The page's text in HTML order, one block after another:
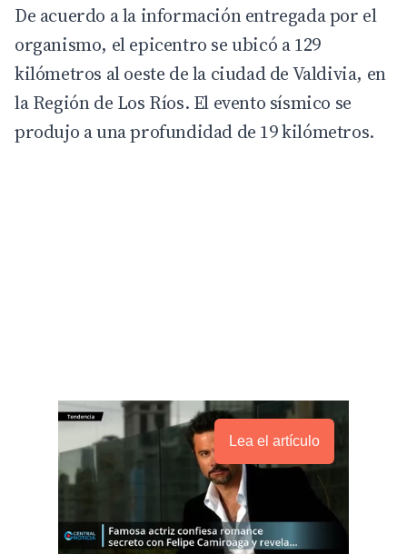
De acuerdo a la información entregada por el
organismo, el epicentro se ubicó a 129
kilómetros al oeste de la ciudad de Valdivia, en
la Región de Los Ríos. El evento sísmico se
produjo a una profundidad de 19 kilómetros.
Lea el artículo